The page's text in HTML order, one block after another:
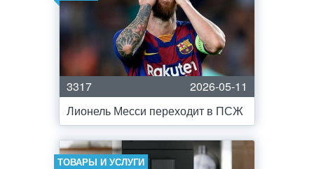
3317
2026-05-11
Лионель Месси переходит в ПСЖ
ТОВАРЫ И УСЛУГИ